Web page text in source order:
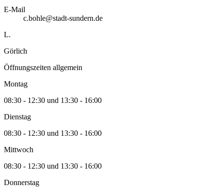
E-Mail
c.bohle@stadt-sundern.de
L.
Görlich
Öffnungszeiten allgemein
Montag
08:30 - 12:30 und 13:30 - 16:00
Dienstag
08:30 - 12:30 und 13:30 - 16:00
Mittwoch
08:30 - 12:30 und 13:30 - 16:00
Donnerstag